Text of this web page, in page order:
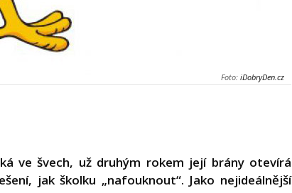
Foto: iDobryDen.cz
ve švech, už druhým rokem její brány otevírá
jak školku „nafouknout“. Jako nejideálnější